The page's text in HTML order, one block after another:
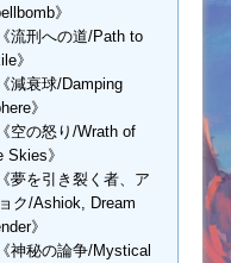
》
流刑への道/Path to
》
減衰球/Damping
》
空の怒り/Wrath of
Skies》
夢を引き裂く者、ア
ク/Ashiok, Dream
》
神秘の論争/Mystical